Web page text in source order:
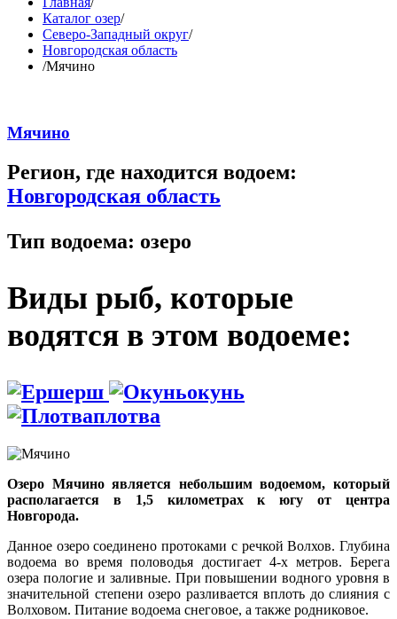
Каталог озер/
Северо-Западный округ/
Новгородская область
/Мячино
Мячино
Регион, где находится водоем:
Новгородская область
Тип водоема: озеро
Виды рыб, которые
водятся в этом водоеме:
ерш
окунь
плотва
Озеро Мячино является небольшим водоемом, который
располагается в 1,5 километрах к югу от центра
Новгорода.
Данное озеро соединено протоками с речкой Волхов. Глубина
водоема во время половодья достигает 4-х метров. Берега
озера пологие и заливные. При повышении водного уровня в
значительной степени озеро разливается вплоть до слияния с
Волховом. Питание водоема снеговое, а также родниковое.